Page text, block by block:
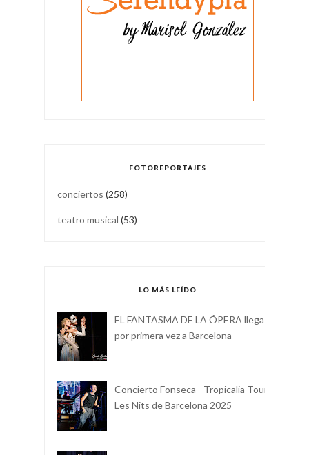
FOTOREPORTAJES
conciertos (258)
teatro musical (53)
LO MÁS LEÍDO
EL FANTASMA DE LA ÓPERA llega
por primera vez a Barcelona
Concierto Fonseca - Tropicalia Tour -
Les Nits de Barcelona 2025